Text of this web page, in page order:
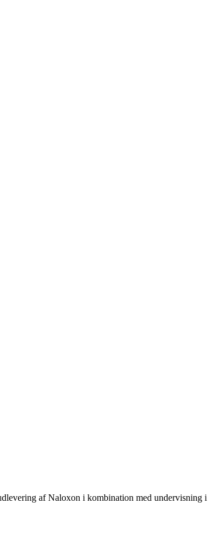
af Naloxon i kombination med undervisning i